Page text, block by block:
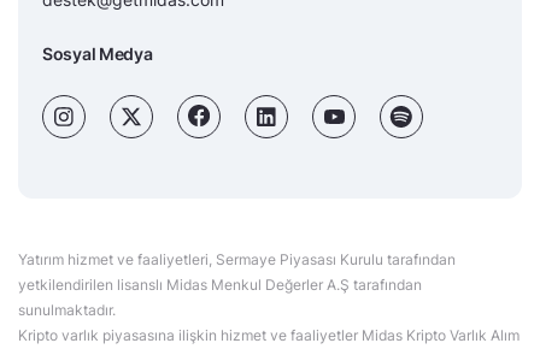
Sosyal Medya
Yatırım hizmet ve faaliyetleri, Sermaye Piyasası Kurulu tarafından
yetkilendirilen lisanslı Midas Menkul Değerler A.Ş tarafından
sunulmaktadır.
Kripto varlık piyasasına ilişkin hizmet ve faaliyetler Midas Kripto Varlık Alım